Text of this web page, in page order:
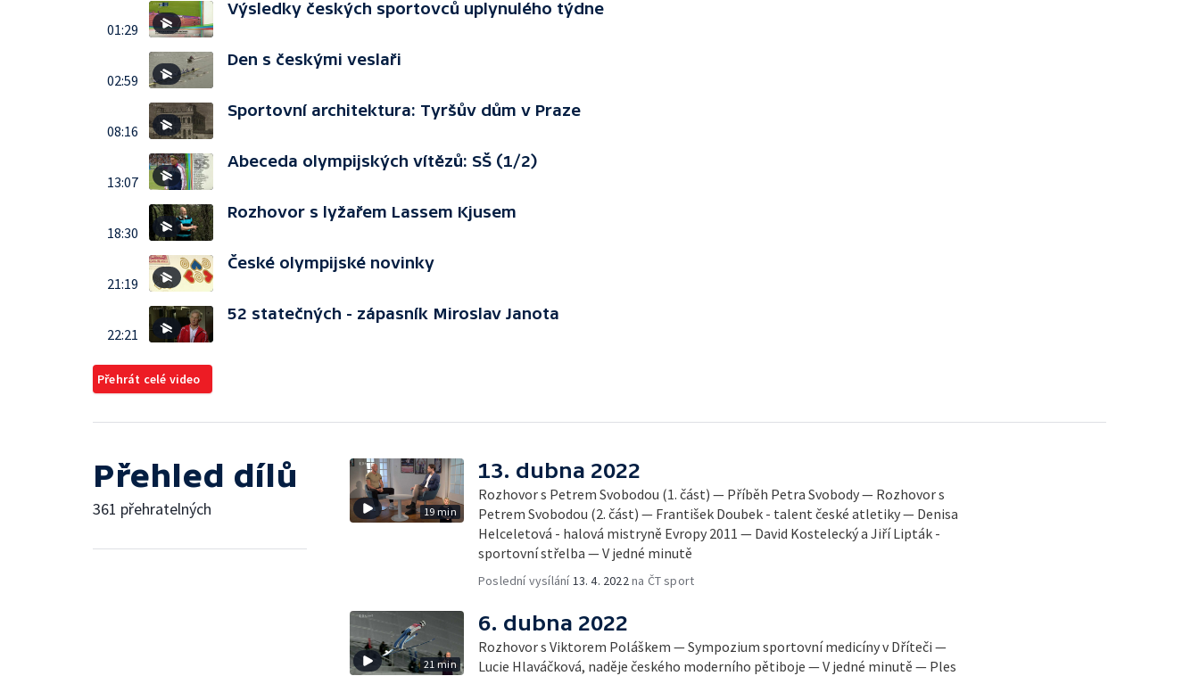
01:29
Výsledky českých sportovců uplynulého týdne
02:59
Den s českými veslaři
08:16
Sportovní architektura: Tyršův dům v Praze
13:07
Abeceda olympijských vítězů: SŠ (1/2)
18:30
Rozhovor s lyžařem Lassem Kjusem
21:19
České olympijské novinky
22:21
52 statečných - zápasník Miroslav Janota
Přehrát celé video
Přehled dílů
361 přehratelných 19 min
13. dubna 2022
Rozhovor s Petrem Svobodou (1. část) — Příběh Petra Svobody — Rozhovor s
Petrem Svobodou (2. část) — František Doubek - talent české atletiky — Denisa
Helceletová - halová mistryně Evropy 2011 — David Kostelecký a Jiří Lipták -
sportovní střelba — V jedné minutě
Poslední vysílání13. 4. 2022na ČT sport
21 min
6. dubna 2022
Rozhovor s Viktorem Poláškem — Sympozium sportovní medicíny v Dříteči —
Lucie Hlaváčková, naděje českého moderního pětiboje — V jedné minutě — Ples